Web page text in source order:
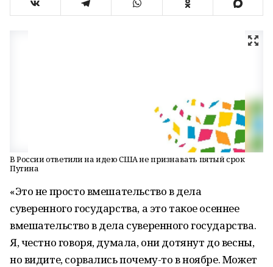
В России ответили на идею США не признавать пятый срок
Путина
«Это не просто вмешательство в дела
суверенного государства, а это такое осеннее
вмешательство в дела суверенного государства.
Я, честно говоря, думала, они дотянут до весны,
но видите, сорвались почему-то в ноябре. Может